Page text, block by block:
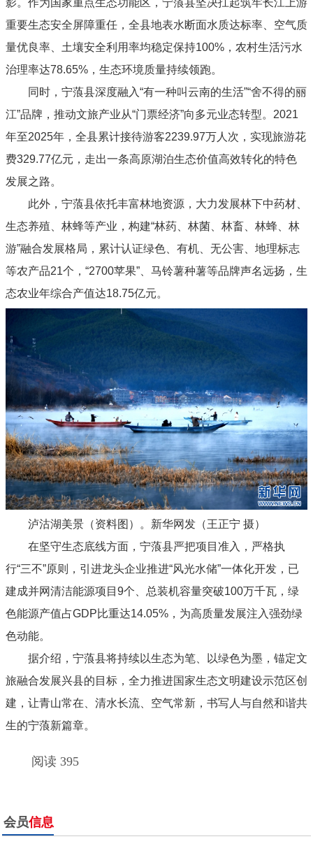
重要生态安全屏障重任，全县地表水断面水质达标率、空气质
量优良率、土壤安全利用率均稳定保持100%，农村生活污水
治理率达78.65%，生态环境质量持续领跑。
同时，宁蒗县深度融入“有一种叫云南的生活”“舍不得的丽
江”品牌，推动文旅产业从“门票经济”向多元业态转型。2021
年至2025年，全县累计接待游客2239.97万人次，实现旅游花
费329.77亿元，走出一条高原湖泊生态价值高效转化的特色
发展之路。
此外，宁蒗县依托丰富林地资源，大力发展林下中药材、
生态养殖、林蜂等产业，构建“林药、林菌、林畜、林蜂、林
游”融合发展格局，累计认证绿色、有机、无公害、地理标志
等农产品21个，“2700苹果”、马铃薯种薯等品牌声名远扬，生
态农业年综合产值达18.75亿元。
泸沽湖美景（资料图）。新华网发（王正宁 摄）
在坚守生态底线方面，宁蒗县严把项目准入，严格执
行“三不”原则，引进龙头企业推进“风光水储”一体化开发，已
建成并网清洁能源项目9个、总装机容量突破100万千瓦，绿
色能源产值占GDP比重达14.05%，为高质量发展注入强劲绿
色动能。
据介绍，宁蒗县将持续以生态为笔、以绿色为墨，锚定文
旅融合发展兴县的目标，全力推进国家生态文明建设示范区创
建，让青山常在、清水长流、空气常新，书写人与自然和谐共
生的宁蒗新篇章。
阅读 395
会员信息